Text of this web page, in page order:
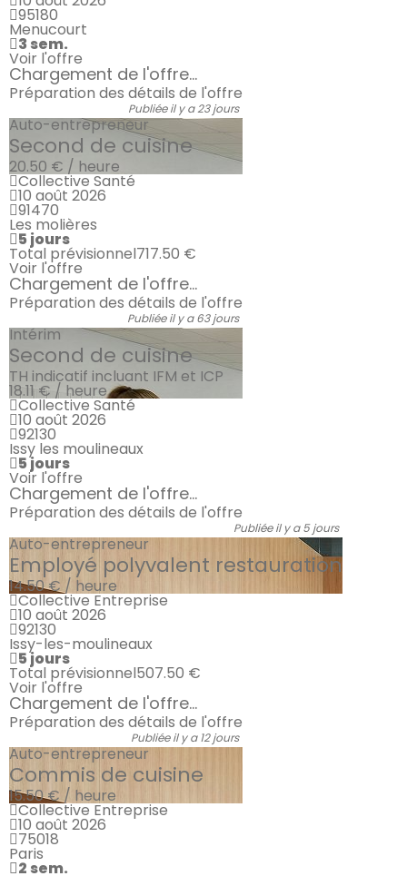
95180
Menucourt
3 sem.
Voir l'offre
Chargement de l'offre...
Préparation des détails de l'offre
Publiée il y a 23 jours
Auto-entrepreneur
Second de cuisine
20.50 € / heure
Collective Santé
10 août 2026
91470
Les molières
5 jours
Total prévisionnel717.50 €
Voir l'offre
Chargement de l'offre...
Préparation des détails de l'offre
Publiée il y a 63 jours
Intérim
Second de cuisine
TH indicatif incluant IFM et ICP
18.11 € / heure
Collective Santé
10 août 2026
92130
Issy les moulineaux
5 jours
Voir l'offre
Chargement de l'offre...
Préparation des détails de l'offre
Publiée il y a 5 jours
Auto-entrepreneur
Employé polyvalent restauration
14.50 € / heure
Collective Entreprise
10 août 2026
92130
Issy-les-moulineaux
5 jours
Total prévisionnel507.50 €
Voir l'offre
Chargement de l'offre...
Préparation des détails de l'offre
Publiée il y a 12 jours
Auto-entrepreneur
Commis de cuisine
15.50 € / heure
Collective Entreprise
10 août 2026
75018
Paris
2 sem.